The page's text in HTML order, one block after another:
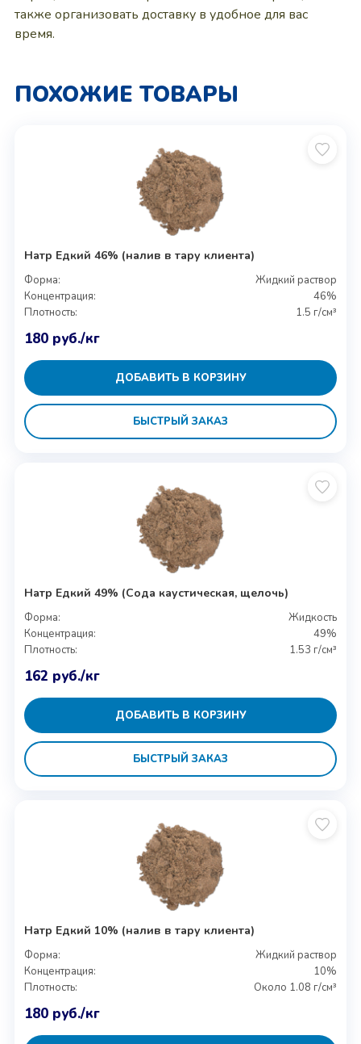
также организовать доставку в удобное для вас
время.
ПОХОЖИЕ ТОВАРЫ
Натр Едкий 46% (налив в тару клиента)
Форма:
Жидкий раствор
Концентрация:
46%
Плотность:
1.5 г/см³
180 руб./кг
ДОБАВИТЬ В КОРЗИНУ
БЫСТРЫЙ ЗАКАЗ
Натр Едкий 49% (Сода каустическая, щелочь)
Форма:
Жидкость
Концентрация:
49%
Плотность:
1.53 г/см³
162 руб./кг
ДОБАВИТЬ В КОРЗИНУ
БЫСТРЫЙ ЗАКАЗ
Натр Едкий 10% (налив в тару клиента)
Форма:
Жидкий раствор
Концентрация:
10%
Плотность:
Около 1.08 г/см³
180 руб./кг